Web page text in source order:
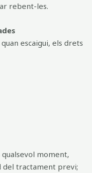
rebent-les.
escaigui, els drets
moment,
del tractament previ;